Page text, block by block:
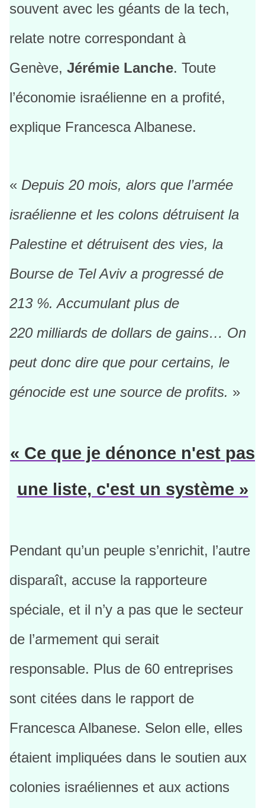
souvent avec les géants de la tech,
relate notre correspondant à
Genève, Jérémie Lanche. Toute
l’économie israélienne en a profité,
explique Francesca Albanese.
« Depuis 20 mois, alors que l’armée
israélienne et les colons détruisent la
Palestine et détruisent des vies, la
Bourse de Tel Aviv a progressé de
213 %. Accumulant plus de
220 milliards de dollars de gains… On
peut donc dire que pour certains, le
génocide est une source de profits. »
« Ce que je dénonce n'est pas
une liste, c'est un système »
Pendant qu’un peuple s’enrichit, l’autre
disparaît, accuse la rapporteure
spéciale, et il n’y a pas que le secteur
de l’armement qui serait
responsable. Plus de 60 entreprises
sont citées dans le rapport de
Francesca Albanese. Selon elle, elles
étaient impliquées dans le soutien aux
colonies israéliennes et aux actions